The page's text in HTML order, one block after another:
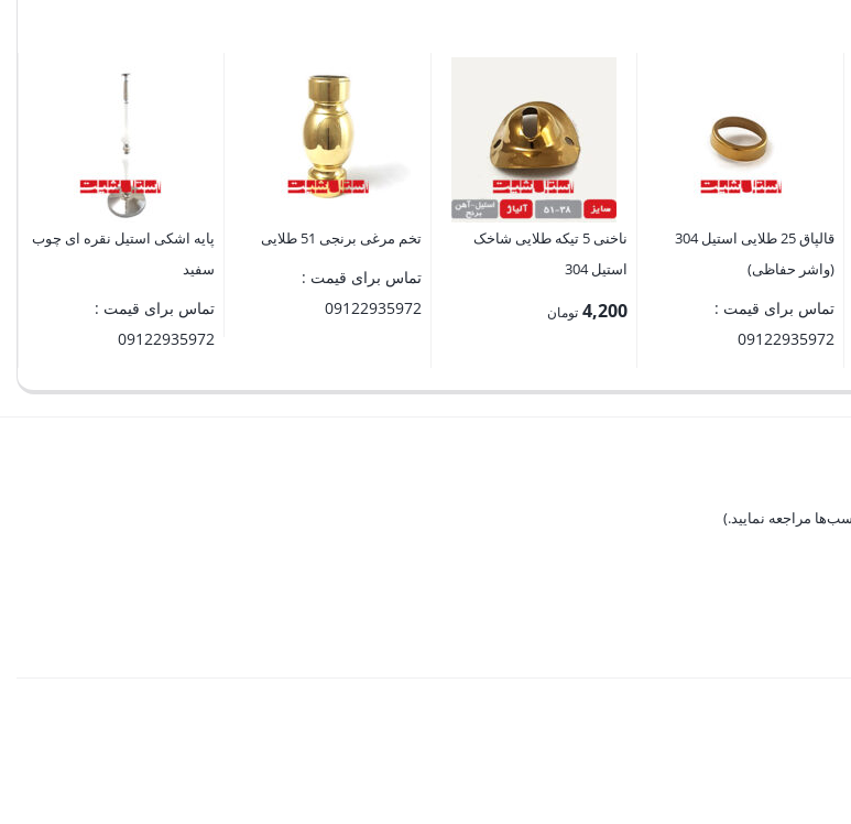
قالپاق 25 طلایی استیل 304
(واشر حفاظی)
تماس برای قیمت :
09122935972
ناخنی 5 تیکه طلایی شاخک
استیل 304
4,200 تومان
تخم مرغی برنجی 51 طلایی
تماس برای قیمت :
09122935972
پایه اشکی استیل نقره ای چوب
سفید
تماس برای قیمت :
09122935972